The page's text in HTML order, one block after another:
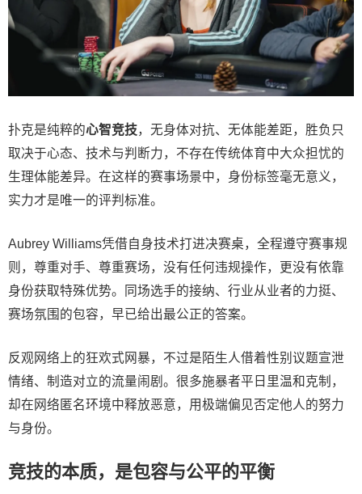
扑克是纯粹的心智竞技，无身体对抗、无体能差距，胜负只
取决于心态、技术与判断力，不存在传统体育中大众担忧的
生理体能差异。在这样的赛事场景中，身份标签毫无意义，
实力才是唯一的评判标准。
Aubrey Williams凭借自身技术打进决赛桌，全程遵守赛事规
则，尊重对手、尊重赛场，没有任何违规操作，更没有依靠
身份获取特殊优势。同场选手的接纳、行业从业者的力挺、
赛场氛围的包容，早已给出最公正的答案。
反观网络上的狂欢式网暴，不过是陌生人借着性别议题宣泄
情绪、制造对立的流量闹剧。很多施暴者平日里温和克制，
却在网络匿名环境中释放恶意，用极端偏见否定他人的努力
与身份。
竞技的本质，是包容与公平的平衡